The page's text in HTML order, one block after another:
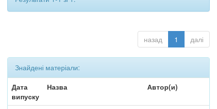
назад 1 далі
Знайдені матеріали:
Дата
випуску
Назва Автор(и)